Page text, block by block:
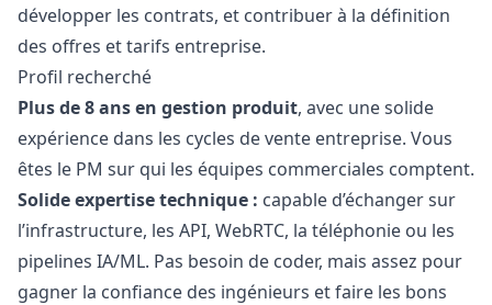
développer les contrats, et contribuer à la définition
des offres et tarifs entreprise.
Profil recherché
Plus de 8 ans en gestion produit, avec une solide
expérience dans les cycles de vente entreprise. Vous
êtes le PM sur qui les équipes commerciales comptent.
Solide expertise technique : capable d’échanger sur
l’infrastructure, les API, WebRTC, la téléphonie ou les
pipelines IA/ML. Pas besoin de coder, mais assez pour
gagner la confiance des ingénieurs et faire les bons